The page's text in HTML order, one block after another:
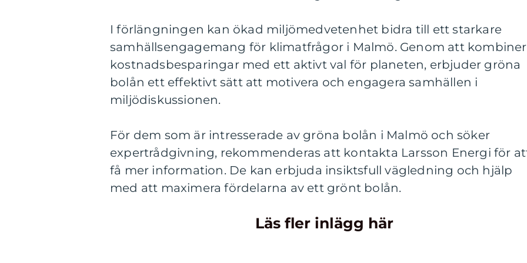
I förlängningen kan ökad miljömedvetenhet bidra till ett starkare
samhällsengagemang för klimatfrågor i Malmö. Genom att
kostnadsbesparingar med ett aktivt val för planeten, erbjuder gröna
bolån ett effektivt sätt att motivera och engagera samhällen i
miljödiskussionen.
För dem som är intresserade av gröna bolån i Malmö och söker
expertrådgivning, rekommenderas att kontakta Larsson Energi för
få mer information. De kan erbjuda insiktsfull vägledning och hjälp
med att maximera fördelarna av ett grönt bolån.
Läs fler inlägg här